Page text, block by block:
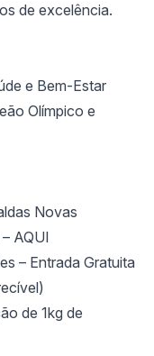
de excelência.
e Bem-Estar
Olímpico e
Novas
AQUI
– Entrada Gratuita
de 1kg de